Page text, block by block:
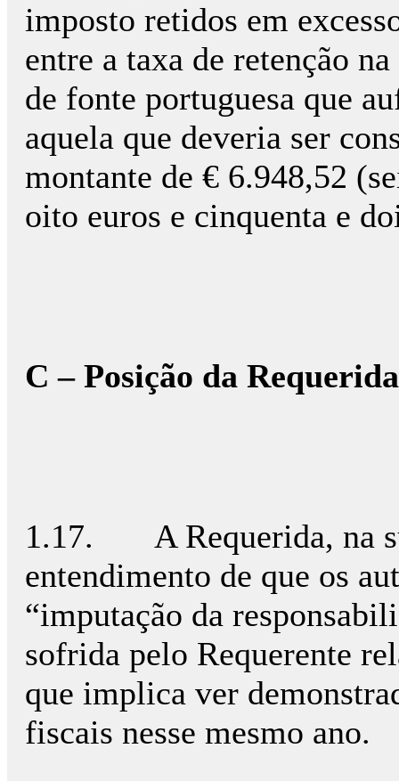
imposto retidos em
entre a taxa de retenção
de fonte portuguesa que
aquela que deveria ser
montante de € 6.948,52
oito euros e cinquenta
C – Posição da Requerida
1.17. A Requerida, na
entendimento de que os
“imputação da
sofrida pelo Requerente
que implica ver
fiscais nesse mesmo ano.